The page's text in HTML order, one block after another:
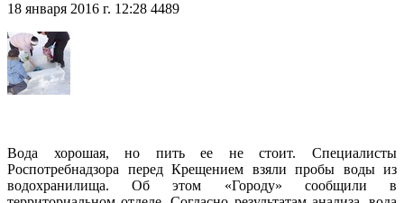
18 января 2016 г. 12:28 4489
Вода хорошая, но пить ее не стоит. Специалисты
Роспотребнадзора перед Крещением взяли пробы воды из
водохранилища. Об этом «Городу» сообщили в